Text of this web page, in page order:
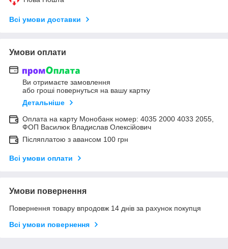
Всі умови доставки
Умови оплати
Ви отримаєте замовлення
або гроші повернуться на вашу картку
Детальніше
Оплата на карту Монобанк номер: 4035 2000 4033 2055,
ФОП Василюк Владислав Олексійович
Післяплатою з авансом 100 грн
Всі умови оплати
Умови повернення
Повернення товару впродовж 14 днів за рахунок покупця
Всі умови повернення